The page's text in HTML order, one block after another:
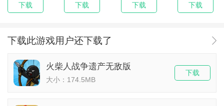
下载 下载 下载 下载
下载此游戏用户还下载了
火柴人战争遗产无敌版
大小：174.5MB
下载